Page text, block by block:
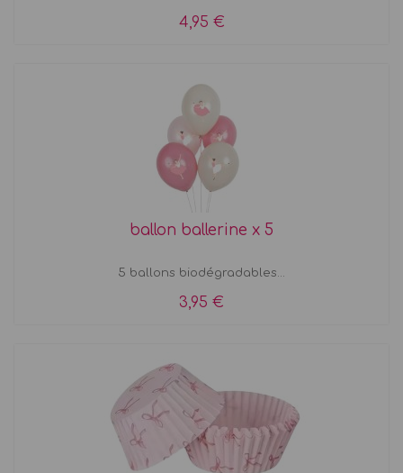
4,95 €
ballon ballerine x 5
5 ballons biodégradables...
3,95 €